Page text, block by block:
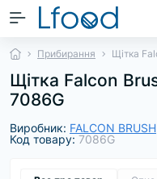
Прибирання Щітка
Щітка Falcon
7086G
Виробник: FALCON BRUSH
Код товару: 7086G